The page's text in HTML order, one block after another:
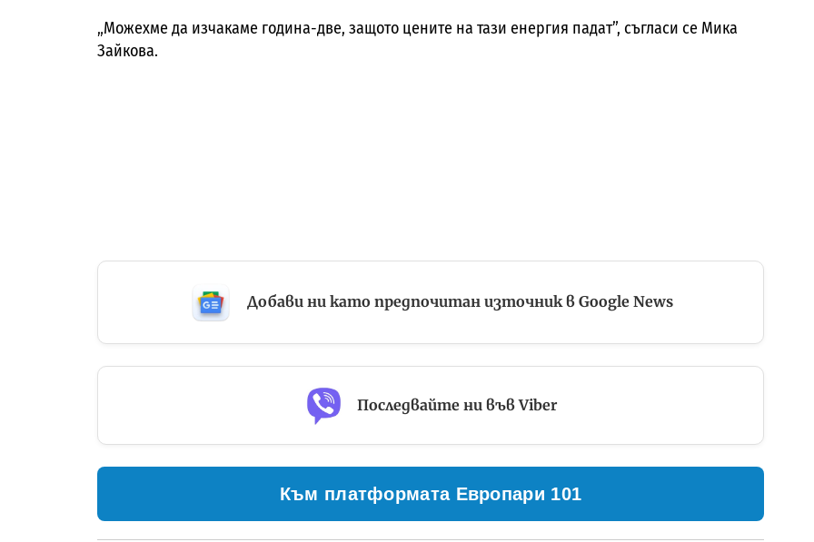
„Можехме да изчакаме година-две, защото цените на тази енергия падат”, съгласи се Мика
Зайкова.
Добави ни като предпочитан източник в Google News
Последвайте ни във Viber
Към платформата Европари 101